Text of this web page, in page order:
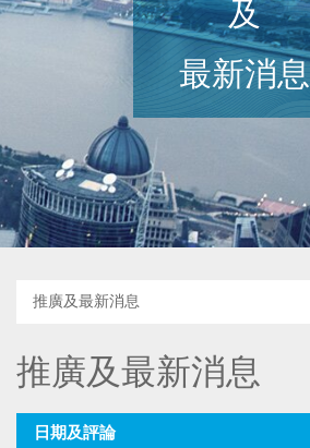
及
最新消息
推廣及最新消息
推廣及最新消息
日期及評論